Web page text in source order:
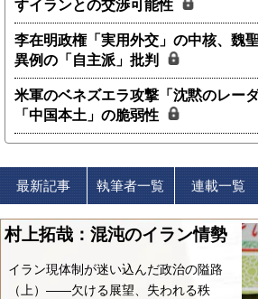
すイランとの交渉可能性
李在明政権「実用外交」の中核、魏
異例の「自主派」批判
米軍のベネズエラ攻撃「沈黙のレー
「中国本土」の脆弱性
最新記事 執筆者一覧 連載一覧
村上拓哉：混沌のイラン情勢
イラン現体制が迷い込んだ政治の隘路
（上）――欠ける展望、失われる秩